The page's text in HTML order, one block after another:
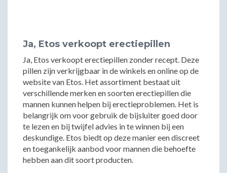
Ja, Etos verkoopt erectiepillen
Ja, Etos verkoopt erectiepillen zonder recept. Deze
pillen zijn verkrijgbaar in de winkels en online op de
website van Etos. Het assortiment bestaat uit
verschillende merken en soorten erectiepillen die
mannen kunnen helpen bij erectieproblemen. Het is
belangrijk om voor gebruik de bijsluiter goed door
te lezen en bij twijfel advies in te winnen bij een
deskundige. Etos biedt op deze manier een discreet
en toegankelijk aanbod voor mannen die behoefte
hebben aan dit soort producten.